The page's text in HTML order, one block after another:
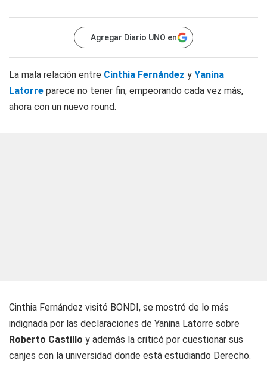
Agregar Diario UNO en
La mala relación entre Cinthia Fernández y Yanina
Latorre parece no tener fin, empeorando cada vez más,
ahora con un nuevo round.
Cinthia Fernández visitó BONDI, se mostró de lo más
indignada por las declaraciones de Yanina Latorre sobre
Roberto Castillo y además la criticó por cuestionar sus
canjes con la universidad donde está estudiando Derecho.